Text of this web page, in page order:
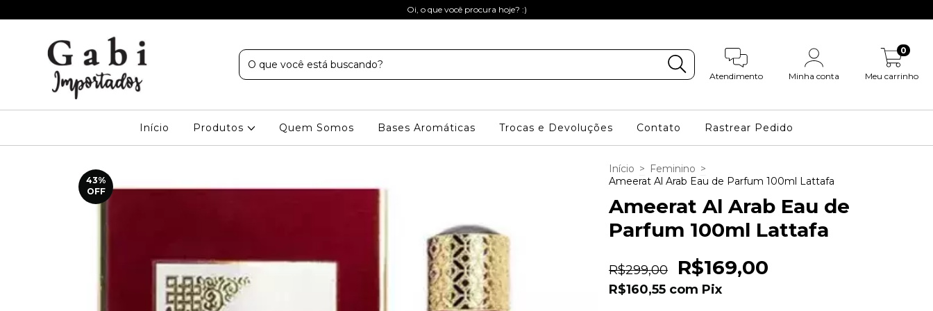
Oi, o que você procura hoje? :)
Atendimento Minha conta Meu carrinho
0
Início Produtos Quem Somos Bases Aromáticas Trocas e Devoluções Contato Rastrear Pedido
43%
OFF
Início > Feminino >
Ameerat Al Arab Eau de Parfum 100ml Lattafa
Ameerat Al Arab Eau de
Parfum 100ml Lattafa
R$299,00 R$169,00
R$160,55 com Pix